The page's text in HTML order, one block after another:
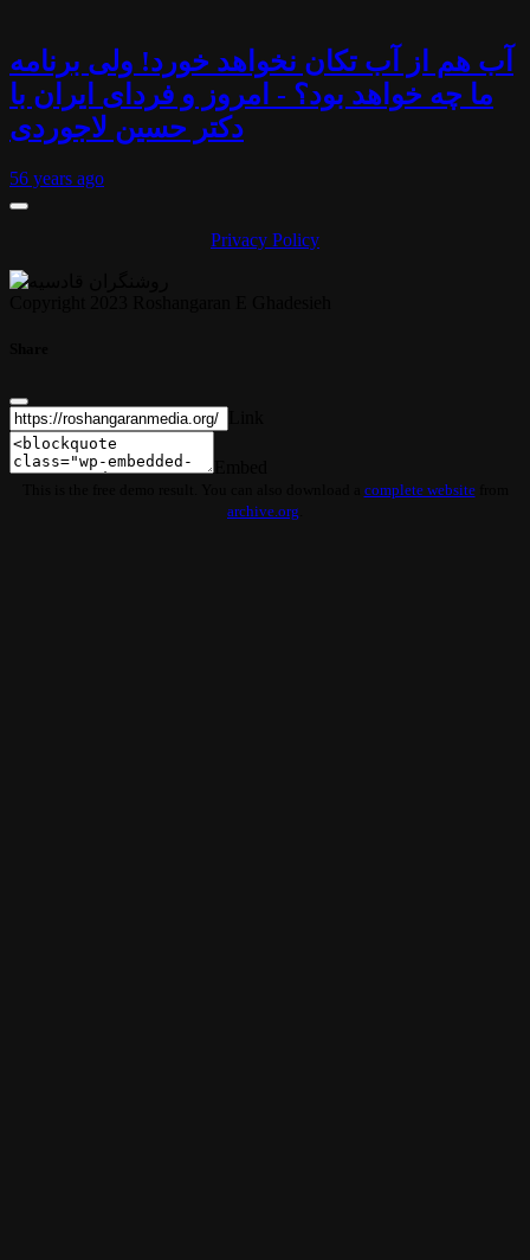
آب هم از آب تکان نخواهد خورد! ولی برنامه
ما چه خواهد بود؟ - امروز و فردای ایران با
دکتر حسین لاجوردی
56 years ago
Privacy Policy
complete websitefrom
archive.org